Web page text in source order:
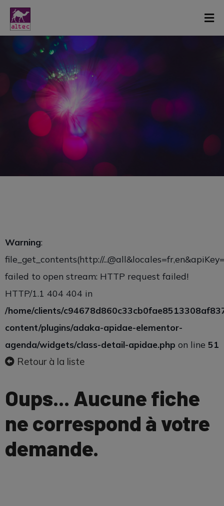
Warning:
file_get_contents(http://
failed to open stream: HTTP request failed!
HTTP/1.1 404 404 in
/home/clients/
content/plugins/adaka-apidae-elementor-
agenda/widgets/class-detail-apidae.php on line 51
Retour à la liste
Oups... Aucune fiche
ne correspond à votre
demande.